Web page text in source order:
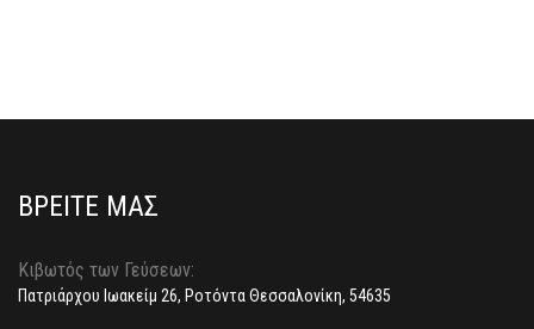
ΒΡΕΙΤΕ ΜΑΣ
Κιβωτός των Γεύσεων:
Πατριάρχου Ιωακείμ 26, Ροτόντα Θεσσαλονίκη, 54635